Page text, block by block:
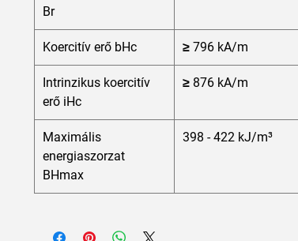
Br
Koercitív erő bHc ≥ 796 kA/m
Intrinzikus koercitív
erő iHc
≥ 876 kA/m
Maximális
energiaszorzat
BHmax
398 - 422 kJ/m³